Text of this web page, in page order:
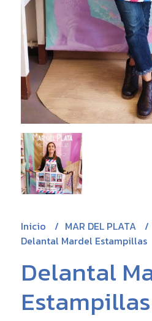
Inicio MAR DEL PLATA
Delantal Mardel Estampillas
Delantal
Estampillas